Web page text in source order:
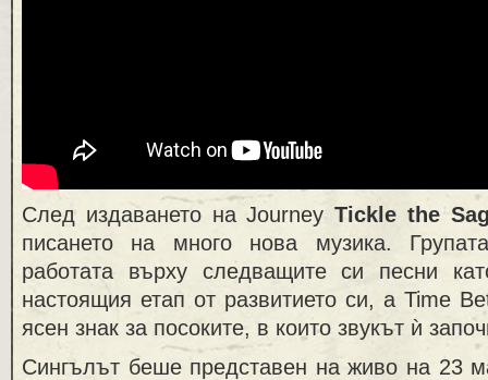
След издаването на JourneyTickle the
писането на много нова музика.
работата върху следващите си песни
настоящия етап от развитието си, а Time
ясен знак за посоките, в които звукът ѝ
Сингълът беше представен на живо на 23